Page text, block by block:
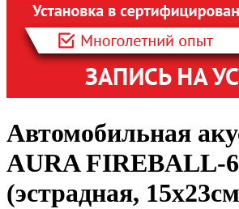
Автомобильная
AURA FIREBALL-
(эстрадная,